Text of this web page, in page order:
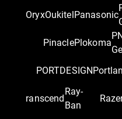
OryxOukitelPanasonic
PinaclePlokoma
PORTDESIGN
ranscend
Ray-
Ban